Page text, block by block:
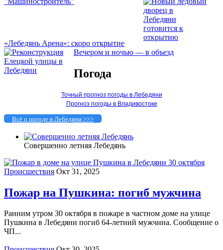
«Лебедянь Арена»: скоро открытие
Вечером и ночью — в объезд
Погода
Точный прогноз погоды в Лебедяни
Прогноз погоды в Владивостоке
Всё о погоде в Лебедяни >>>
Совершенно летняя Лебедянь
Происшествия Окт 31, 2025
Пожар на Пушкина: погиб мужчина
Ранним утром 30 октября в пожаре в частном доме на улице
Пушкина в Лебедяни погиб 64-летний мужчина. Сообщение о
ЧП...